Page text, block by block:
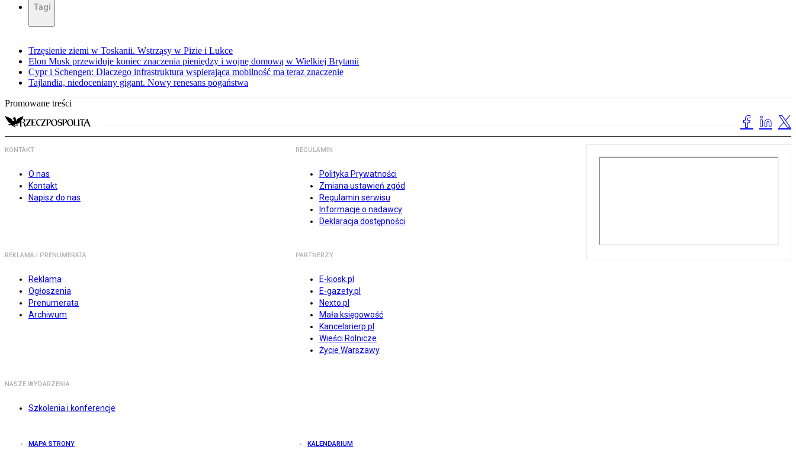
Tagi
Trzęsienie ziemi w Toskanii. Wstrząsy w Pizie i Lukce
Elon Musk przewiduje koniec znaczenia pieniędzy i wojnę domową w Wielkiej Brytanii
Cypr i Schengen: Dlaczego infrastruktura wspierająca mobilność ma teraz znaczenie
Tajlandia, niedoceniany gigant. Nowy renesans pogaństwa
Promowane treści
KONTAKT
O nas
Kontakt
Napisz do nas
REGULAMIN
Polityka Prywatności
Zmiana ustawień zgód
Regulamin serwisu
Informacje o nadawcy
Deklaracja dostępności
REKLAMA I PRENUMERATA
Reklama
Ogłoszenia
Prenumerata
Archiwum
PARTNERZY
E-kiosk.pl
E-gazety.pl
Nexto.pl
Mała księgowość
Kancelarierp.pl
Wieści Rolnicze
Życie Warszawy
NASZE WYDARZENIA
Szkolenia i konferencje
MAPA STRONY KALENDARIUM